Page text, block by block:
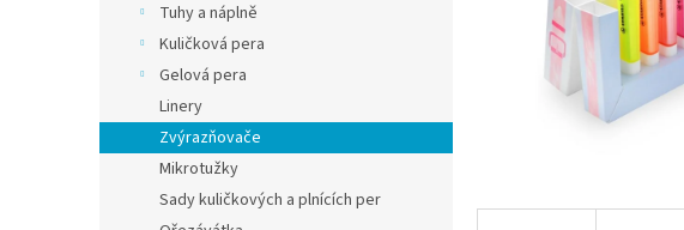
Tuhy a náplně
Kuličková pera
Gelová pera
Linery
Zvýrazňovače
Mikrotužky
Sady kuličkových a plnících per